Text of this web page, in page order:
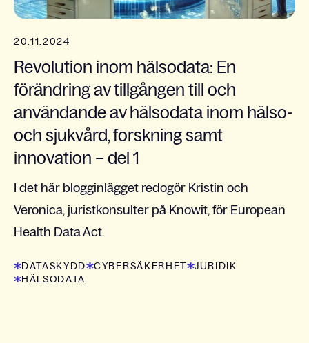
20.11.2024
Revolution inom hälsodata: En
förändring av tillgången till och
användande av hälsodata inom hälso-
och sjukvård, forskning samt
innovation – del 1
I det här blogginlägget redogör Kristin och
Veronica, juristkonsulter på Knowit, för European
Health Data Act.
DATASKYDD CYBERSÄKERHET
JURIDIK
HÄLSODATA